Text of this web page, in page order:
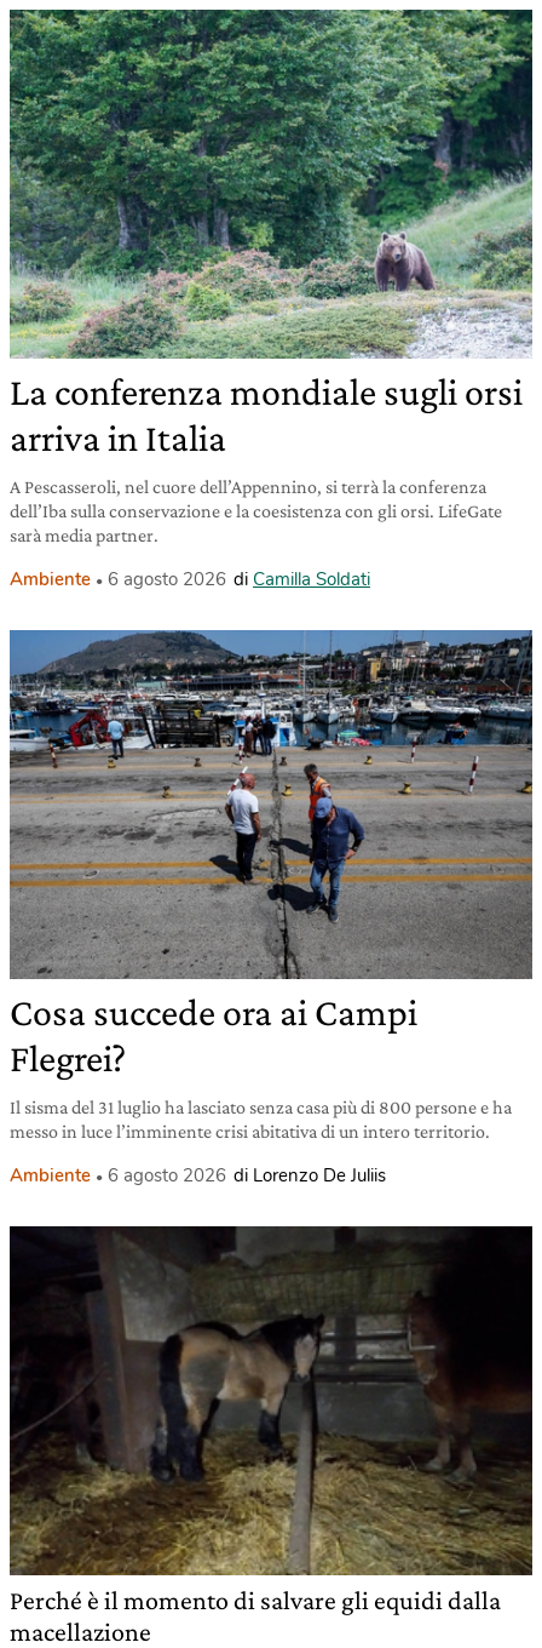
La conferenza mondiale sugli orsi
arriva in Italia
A Pescasseroli, nel cuore dell’Appennino, si terrà la conferenza
dell’Iba sulla conservazione e la coesistenza con gli orsi. LifeGate
sarà media partner.
Ambiente 6 agosto 2026 di Camilla Soldati
Cosa succede ora ai Campi
Flegrei?
Il sisma del 31 luglio ha lasciato senza casa più di 800 persone e ha
messo in luce l’imminente crisi abitativa di un intero territorio.
Ambiente 6 agosto 2026 di Lorenzo De Juliis
Perché è il momento di salvare gli equidi dalla
macellazione